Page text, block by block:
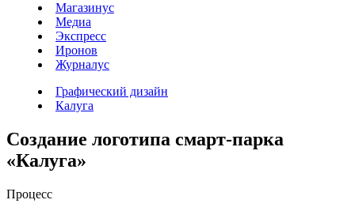
Магазинус
Медиа
Экспресс
Иронов
Журналус
Графический дизайн
Калуга
Создание логотипа смарт-парка
«Калуга»
Процесс